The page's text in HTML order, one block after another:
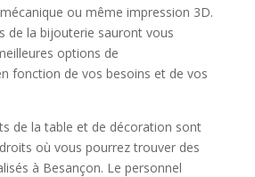
ou même impression 3D.
de la bijouterie sauront vous
options de
fonction de vos besoins et de vos
de la table et de décoration sont
où vous pourrez trouver des
à Besançon. Le personnel